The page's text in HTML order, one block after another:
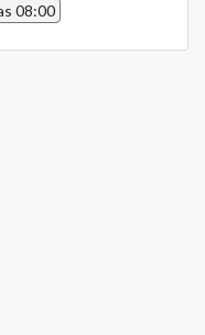
08:00